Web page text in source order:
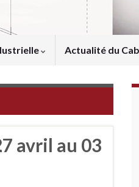
Actualité du
avril au 03